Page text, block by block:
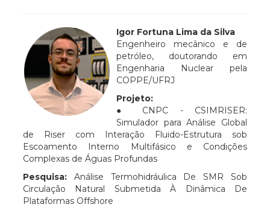
Igor Fortuna Lima da Silva
Engenheiro mecânico e de
petróleo, doutorando em
Engenharia Nuclear pela
COPPE/UFRJ
Projeto:
● CNPC - CSIMRISER:
Simulador para Análise Global
de Riser com Interação Fluido-Estrutura sob
Escoamento Interno Multifásico e Condições
Complexas de Águas Profundas
Pesquisa: Análise Termohidráulica De SMR Sob
Circulação Natural Submetida À Dinâmica De
Plataformas Offshore